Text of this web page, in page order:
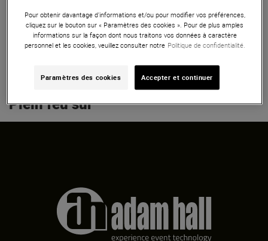
Emplacements pour 12 embases XLR
1,5 mm d'épaisseur
Couleur noire
Plein feu sur
Pour obtenir davantage d'informations et/ou pour modifier vos préférences,
cliquez sur le bouton sur « Paramètres des cookies ». Pour de plus amples
informations sur la façon dont nous traitons vos données à caractère
personnel et les cookies, veuillez consulter notre Politique de confidentialité.
Paramètres des cookies Accepter et continuer